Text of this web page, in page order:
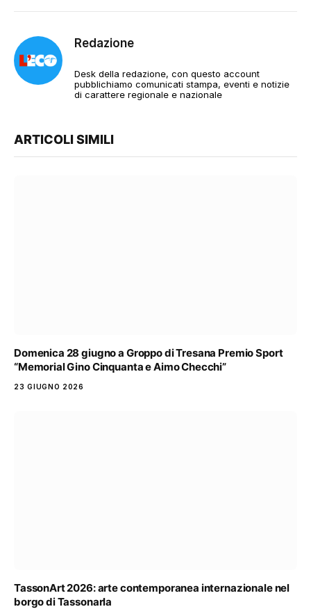
Redazione
Desk della redazione, con questo account
pubblichiamo comunicati stampa, eventi e notizie
di carattere regionale e nazionale
ARTICOLI SIMILI
Domenica 28 giugno a Groppo di Tresana Premio Sport
“Memorial Gino Cinquanta e Aimo Checchi”
23 GIUGNO 2026
TassonArt 2026: arte contemporanea internazionale nel
borgo di Tassonarla